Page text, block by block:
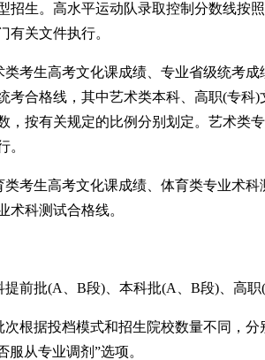
招生。高水平运动队录取控制分数线按
有关文件执行。
类考生高考文化课成绩、专业省级统考
考合格线，其中艺术类本科、高职(专
，按有关规定的比例分别划定。艺术类
。
类考生高考文化课成绩、体育类专业术
术科测试合格线。
提前批(A、B段)、本科批(A、B段)、高
次根据投档模式和招生院校数量不同，
服从专业调剂”选项。